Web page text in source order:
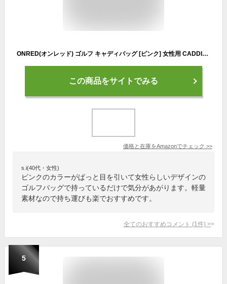
ONRED(オンレッド) ゴルフ キャディバッグ [ピンク] 女性用 CADDIE BAG 軽量 ORCB-16592 レディース
この商品をサイトでみる
価格と在庫をAmazonでチェック >>
s.i(40代・女性)
ピンクのカラーがぱっと目を引いて女性らしいデザインの
ゴルフバッグで持っているだけで気分があがります。軽量
素材なので持ち運びも楽でおすすめです。
全てのおすすめコメント (1 件) >
5